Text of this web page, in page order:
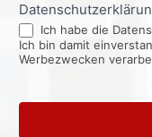
Ich habe die
Ich bin damit
Werbezwecken